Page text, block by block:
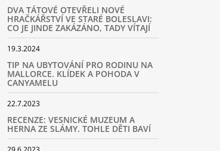
DVA TÁTOVÉ OTEVŘELI NOVÉ
HRAČKÁŘSTVÍ VE STARÉ BOLESLAVI:
CO JE JINDE ZAKÁZÁNO, TADY VÍTAJÍ
19.3.2024
TIP NA UBYTOVÁNÍ PRO RODINU NA
MALLORCE. KLÍDEK A POHODA V
CANYAMELU
22.7.2023
RECENZE: VESNICKÉ MUZEUM A
HERNA ZE SLÁMY. TOHLE DĚTI BAVÍ